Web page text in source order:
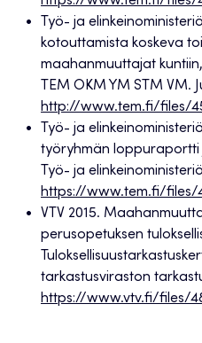
Työ- ja
kotouttamista koskeva
maahanmuuttajat
TEM OKM YM STM VM.
http://www.tem.fi/files/
Työ- ja
työryhmän loppuraportti
Työ- ja
https://www.tem.fi/files/
VTV 2015.
perusopetuksen
tarkastusviraston
https://www.vtv.fi/files/